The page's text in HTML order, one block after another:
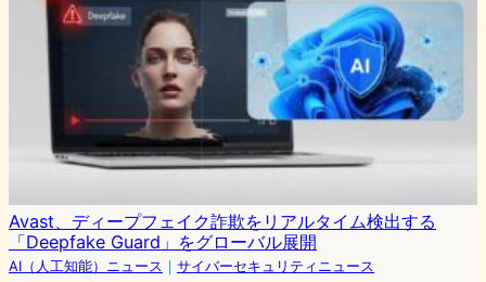
Avast、ディープフェイク詐欺をリアルタイム検出する
「Deepfake Guard」をグローバル展開
AI（人工知能）ニュース ｜ サイバーセキュリティニュース